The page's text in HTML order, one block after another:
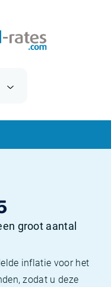
groot aantal
inflatie voor het
zodat u deze